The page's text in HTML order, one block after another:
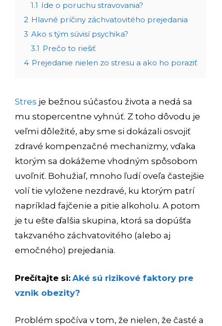
1.1 Ide o poruchu stravovania?
2 Hlavné príčiny záchvatovitého prejedania
3 Ako s tým súvisí psychika?
3.1 Prečo to riešiť
4 Prejedanie nielen zo stresu a ako ho poraziť
Stres je bežnou súčasťou života a nedá sa
mu stopercentne vyhnúť. Z toho dôvodu je
veľmi dôležité, aby sme si dokázali osvojiť
zdravé kompenzačné mechanizmy, vďaka
ktorým sa dokážeme vhodným spôsobom
uvoľniť. Bohužiaľ, mnoho ľudí oveľa častejšie
volí tie vyložene nezdravé, ku ktorým patrí
napríklad fajčenie a pitie alkoholu. A potom
je tu ešte ďalšia skupina, ktorá sa dopúšťa
takzvaného záchvatovitého (alebo aj
emočného) prejedania.
Prečítajte si: Aké sú rizikové faktory pre
vznik obezity?
Problém spočíva v tom, že nielen, že časté a